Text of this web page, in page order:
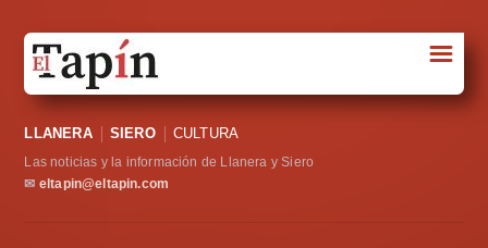
Sociedad
Política
☰
LLANERA SIERO CULTURA
Las noticias y la información de Llanera y Siero
✉ eltapin@eltapin.com